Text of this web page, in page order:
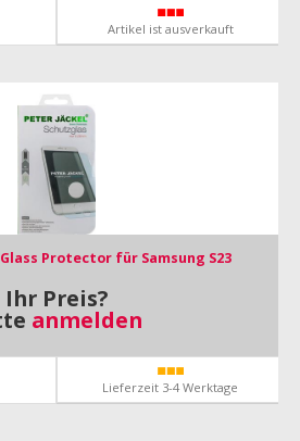
Artikel ist ausverkauft
Glass Protector für Samsung S23
Ihr Preis?
anmelden
Lieferzeit 3-4 Werktage